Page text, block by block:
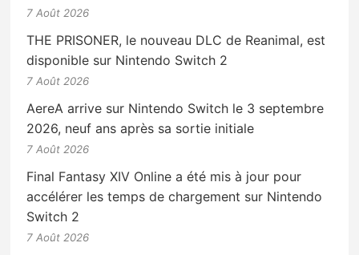
7 Août 2026
THE PRISONER, le nouveau DLC de Reanimal, est
disponible sur Nintendo Switch 2
7 Août 2026
AereA arrive sur Nintendo Switch le 3 septembre
2026, neuf ans après sa sortie initiale
7 Août 2026
Final Fantasy XIV Online a été mis à jour pour
accélérer les temps de chargement sur Nintendo
Switch 2
7 Août 2026